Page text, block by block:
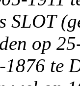
SLOT
op
te